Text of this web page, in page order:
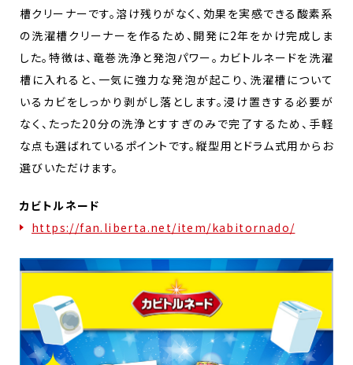
槽クリーナーです。溶け残りがなく、効果を実感できる酸素系
の洗濯槽クリーナーを作るため、開発に2年をかけ完成しま
した。特徴は、竜巻洗浄と発泡パワー。カビトルネードを洗濯
槽に入れると、一気に強力な発泡が起こり、洗濯槽について
いるカビをしっかり剥がし落とします。浸け置きする必要が
なく、たった20分の洗浄とすすぎのみで完了するため、手軽
な点も選ばれているポイントです。縦型用とドラム式用からお
選びいただけます。
カビトルネード
https://fan.liberta.net/item/kabitornado/